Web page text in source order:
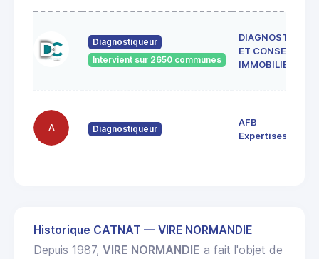
Diagnostiqueur
Intervient sur 2650 communes
DIAGNOSTICS
ET CONSEILS
IMMOBILIER
A Diagnostiqueur
AFB
Expertises
Historique CATNAT — VIRE NORMANDIE
Depuis 1987, VIRE NORMANDIE a fait l'objet de